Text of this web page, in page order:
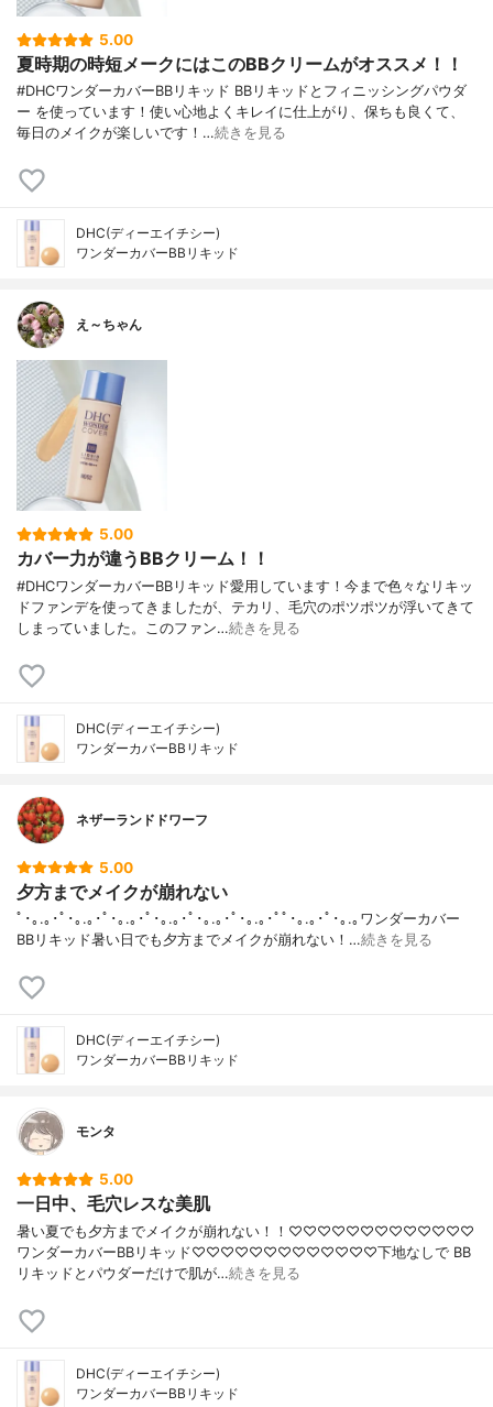
5.00
夏時期の時短メークにはこのBBクリームがオススメ！！
#DHCワンダーカバーBBリキッド BBリキッドとフィニッシングパウダ
ー を使っています！使い心地よくキレイに仕上がり、保ちも良くて、
毎日のメイクが楽しいです！…続きを見る
DHC(ディーエイチシー)
ワンダーカバーBBリキッド
え～ちゃん
5.00
カバー力が違うBBクリーム！！
#DHCワンダーカバーBBリキッド愛用しています！今まで色々なリキッ
ドファンデを使ってきましたが、テカリ、毛穴のポツポツが浮いてきて
しまっていました。このファン…続きを見る
DHC(ディーエイチシー)
ワンダーカバーBBリキッド
ネザーランドドワーフ
5.00
夕方までメイクが崩れない
ﾟ･｡.｡･ﾟ･｡.｡･ﾟ･｡.｡･ﾟ･｡.｡･ﾟ･｡.｡･ﾟ･｡.｡･ﾟﾟ･｡.｡･ﾟ･｡.｡ワンダーカバー
BBリキッド暑い日でも夕方までメイクが崩れない！…続きを見る
DHC(ディーエイチシー)
ワンダーカバーBBリキッド
モンタ
5.00
一日中、毛穴レスな美肌
暑い夏でも夕方までメイクが崩れない！！♡♡♡♡♡♡♡♡♡♡♡♡♡
ワンダーカバーBBリキッド♡♡♡♡♡♡♡♡♡♡♡♡♡下地なしで BB
リキッドとパウダーだけで肌が…続きを見る
DHC(ディーエイチシー)
ワンダーカバーBBリキッド